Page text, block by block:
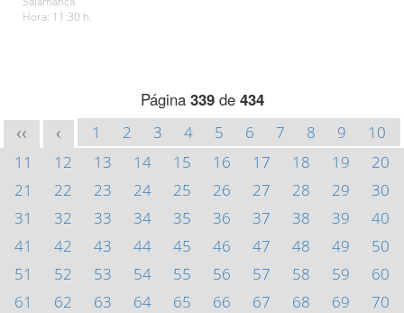
Hora: 11:30 h.
Página 339de 434
<< < 1 2 3 4 5 6 7 8 9
10
11
12 13 14 15 16 17 18 19
20
21
22 23 24 25 26 27 28 29
30
31
32 33 34 35 36 37 38 39
40
41
42 43 44 45 46 47 48 49
50
51
52 53 54 55 56 57 58 59
60
61
62 63 64 65 66 67 68 69
70